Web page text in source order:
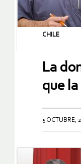
CHILE
La
que
5 OCTUBRE,